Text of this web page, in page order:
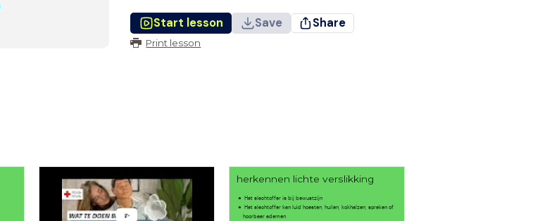
Start lesson Save Share
Print lesson
herkennen lichte verslikking
Het slachtoffer is bij bewustzijn
Het slachtoffer kan luid hoesten, huilen, kokhalzen, spreken of
hoorbaar ademen